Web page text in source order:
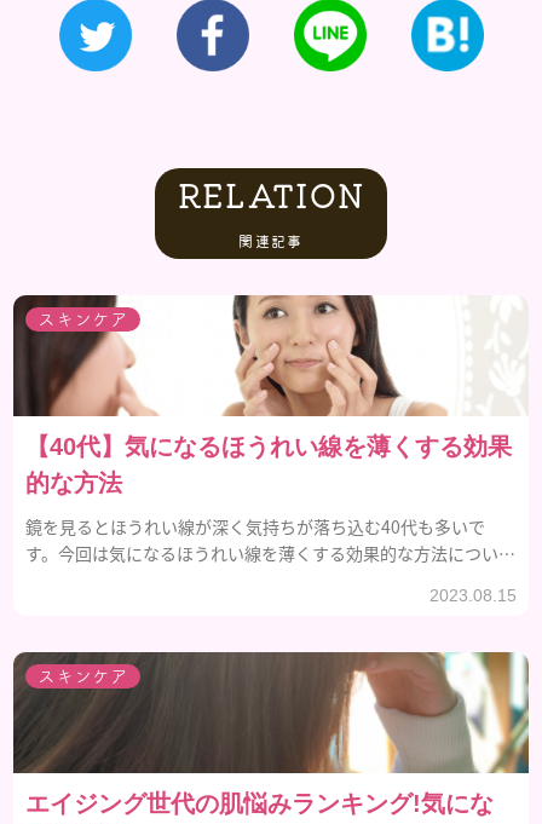
RELATION
関連記事
スキンケア
【40代】気になるほうれい線を薄くする効果
的な方法
鏡を見るとほうれい線が深く気持ちが落ち込む40代も多いで
す。今回は気になるほうれい線を薄くする効果的な方法について
2023.08.15
スキンケア
エイジング世代の肌悩みランキング!気にな